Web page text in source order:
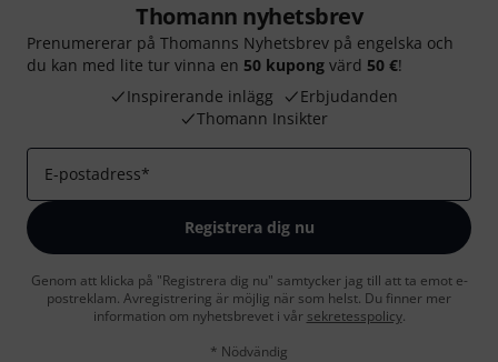
Thomann nyhetsbrev
Prenumererar på Thomanns Nyhetsbrev på engelska och
du kan med lite tur vinna en 50 kupong värd 50 €!
Inspirerande inlägg
Erbjudanden
Thomann Insikter
E-postadress*
Registrera dig nu
Genom att klicka på "Registrera dig nu" samtycker jag till att ta emot e-
postreklam. Avregistrering är möjlig när som helst. Du finner mer
information om nyhetsbrevet i vår sekretesspolicy.
* Nödvändig